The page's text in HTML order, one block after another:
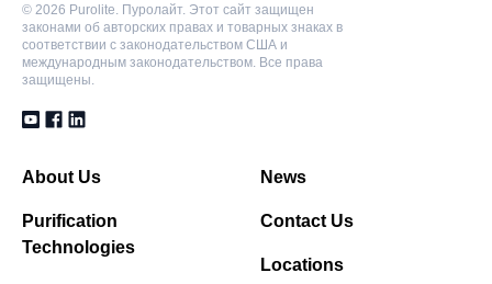
© 2026 Purolite. Пуролайт. Этот сайт защищен
законами об авторских правах и товарных знаках в
соответствии с законодательством США и
международным законодательством. Все права
защищены.
About Us
Purification
Technologies
News
Contact Us
Locations